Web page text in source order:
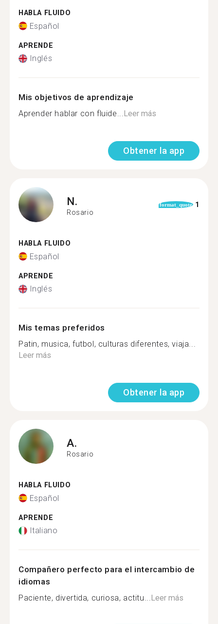
HABLA FLUIDO
Español
APRENDE
Inglés
Mis objetivos de aprendizaje
Aprender hablar con fluide...Leer más
Obtener la app
N.
Rosario
format_quote 1
HABLA FLUIDO
Español
APRENDE
Inglés
Mis temas preferidos
Patin, musica, futbol, culturas diferentes, viaja...
Leer más
Obtener la app
A.
Rosario
HABLA FLUIDO
Español
APRENDE
Italiano
Compañero perfecto para el intercambio de
idiomas
Paciente, divertida, curiosa, actitu...Leer más